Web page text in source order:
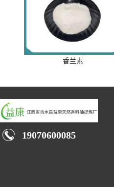
香兰素
19070600085